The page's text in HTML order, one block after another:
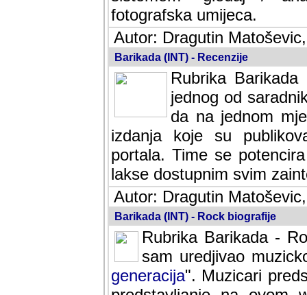
fotografska umijeca.
Autor: Dragutin
Barikada (INT) - Recenzije
Rubrika
jednog od
da na jednom
izdanja koje su
portala. Time se
lakse dostupnim svim
Autor: Dragutin
Barikada (INT) - Rock biografije
Rubrika Barikada -
sam uredjivao
generacija". Muzicari